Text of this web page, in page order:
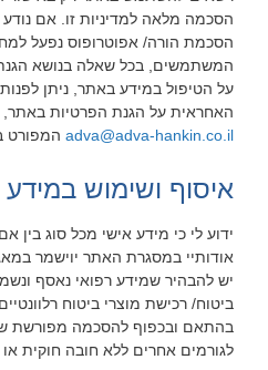
הסכמה מלאה למדיניות זו. אם
הסכמת הורה/ אפוטרופוס נפעל
המשתמשים, בכל שאלה בנושא הגנת
על הטיפול במידע באתר, ניתן
האחראית על הגנת הפרטיות באתר,
adva@adva-hankin.co.il המפורט
איסוף ושימוש
ידוע לי כי מידע אישי מכל סוג בין
אודותיי במסגרת האתר יוישמר
יש להבהיר שמידע רפואי נאסף
ביטוח/ רכישת מוצרי ביטוח
בהתאם ובכפוף להסכמה מפורשת
לגורמים אחרים ללא חובה חוקית